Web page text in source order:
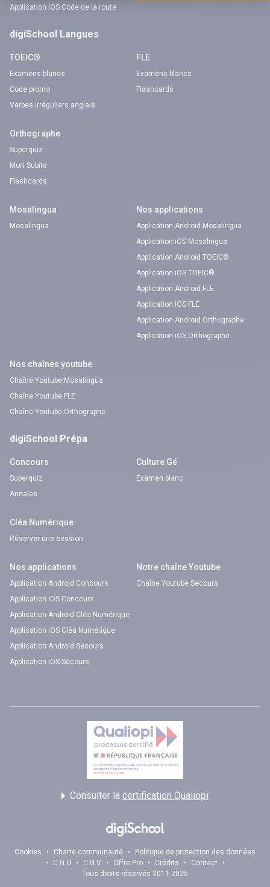
Application iOS Code de la route
digiSchool Langues
TOEIC®
Examens blancs
Code promo
Verbes irréguliers anglais
FLE
Examens blancs
Flashcards
Orthographe
Superquiz
Mort Subite
Flashcards
Mosalingua
Mosalingua
Nos applications
Application Android Mosalingua
Application iOS Mosalingua
Application Android TOEIC®
Application iOS TOEIC®
Application Android FLE
Application iOS FLE
Application Android Orthographe
Application iOS Orthographe
Nos chaînes youtube
Chaîne Youtube Mosalingua
Chaîne Youtube FLE
Chaîne Youtube Orthographe
digiSchool Prépa
Concours
Superquiz
Annales
Culture Gé
Examen blanc
Cléa Numérique
Réserver une session
Nos applications
Application Android Concours
Application iOS Concours
Application Android Cléa Numérique
Application iOS Cléa Numérique
Application Android Secours
Application iOS Secours
Notre chaîne Youtube
Chaîne Youtube Secours
Consulter la certification Qualiopi
Cookies • Charte communauté •
Politique de protection des données
•
C.G.U • C.G.V • Offre Pro • Crédits • Contact
•
Tous droits réservés 2011-2025